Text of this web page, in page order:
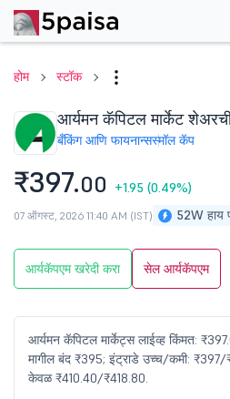
होम स्टॉक
आर्यमन कॅपिटल मार्केट
बँकिंग आणि फायनान्सस्मॉल कॅप
₹397.00 +1.95 (0.49%)
52W हाय
07 ऑगस्ट, 2026 11:40 AM (IST)
आर्यकॅपएम खरेदी करा सेल आर्यकॅपएम
आर्यमन कॅपिटल मार्केट्स लाईव्ह किंमत:
मागील बंद ₹395; इंट्राडे उच्च/कमी:
केवळ ₹410.40/₹418.80.
परफॉर्मन्सफायनान्शियल्स